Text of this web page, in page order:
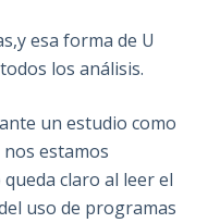
esa forma de U
los análisis.
un estudio como
estamos
claro al leer el
uso de programas